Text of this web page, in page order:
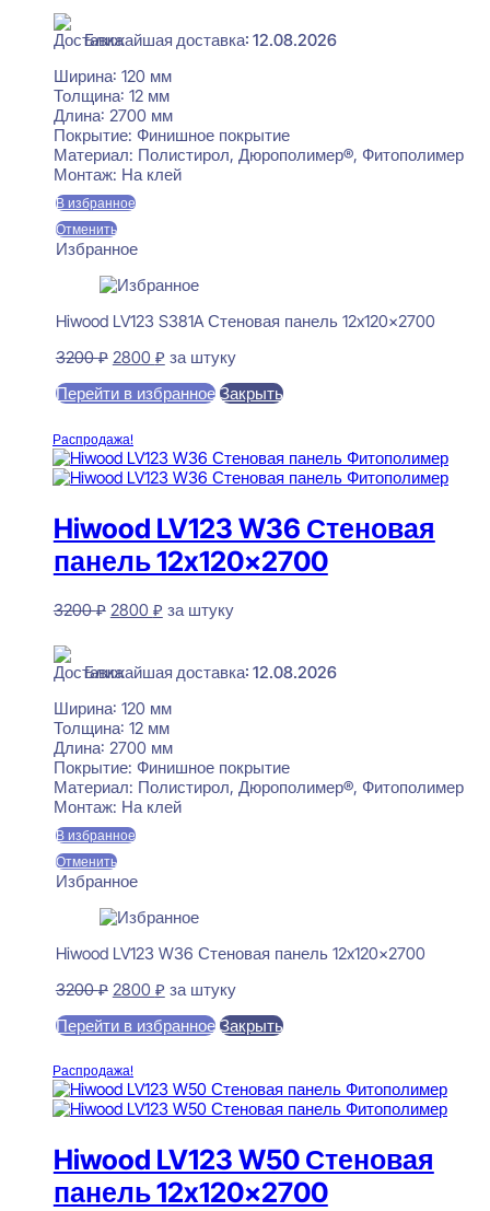
3200 ₽.
Ближайшая доставка: 12.08.2026
Ширина: 120 мм
Толщина: 12 мм
Длина: 2700 мм
Покрытие: Финишное покрытие
Материал: Полистирол, Дюрополимер®, Фитополимер
Монтаж: На клей
В избранное
Отменить
Избранное
Hiwood LV123 S381A Стеновая панель 12x120x2700
3200₽ Первоначальная
составляла
2800 ₽Текущая
2800 ₽.
за штуку
Перейти в избранное Закрыть
Распродажа!
Hiwood LV123 W36 Стеновая
панель 12x120x2700
3200₽ Первоначальная
3200 ₽.
2800 ₽Текущая
за штуку
Ближайшая доставка: 12.08.2026
Ширина: 120 мм
Толщина: 12 мм
Длина: 2700 мм
Покрытие: Финишное покрытие
Материал: Полистирол, Дюрополимер®, Фитополимер
Монтаж: На клей
В избранное
Отменить
Избранное
Hiwood LV123 W36 Стеновая панель 12x120x2700
3200₽ Первоначальная
составляла
2800 ₽Текущая
2800 ₽.
за штуку
Перейти в избранное Закрыть
Распродажа!
Hiwood LV123 W50 Стеновая
панель 12x120x2700